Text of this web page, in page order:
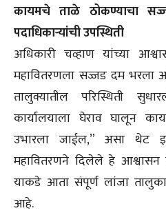
कायमचे ताळे ठोकण्याचा
पदाधिकाऱ्यांची उपस्थिती
अधिकारी चव्हाण यांच्या
महावितरणला सज्जड दम भरला
तालुक्यातील परिस्थिती
कार्यालयाला घेराव घालून
उभारला जाईल,” असा थेट
महावितरणने दिलेले हे आश्वासन
याकडे आता संपूर्ण लांजा
आहे.